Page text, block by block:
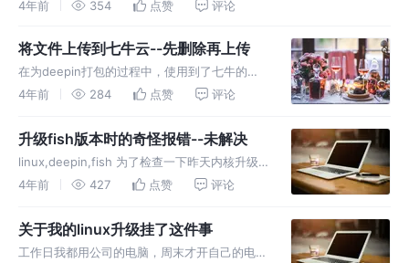
4年前 354 点赞 评论
将文件上传到七牛云--先删除再上传
在为deepin打包的过程中，使用到了七牛的云
存储，大概的流程如下 打包 上传七牛云 发送邮
deepin的管理员 管理员安排测试并上架 在少数
4年前 284 点赞 评论
升级fish版本时的奇怪报错--未解决
linux,deepin,fish 为了检查一下昨天内核升级
失败的处理情况，apt update了一下，似乎异
尝试更新，结果报错了，还不确定是否有影响，
4年前 427 点赞 评论
关于我的linux升级挂了这件事
工作日我都用公司的电脑，周末才开自己的电